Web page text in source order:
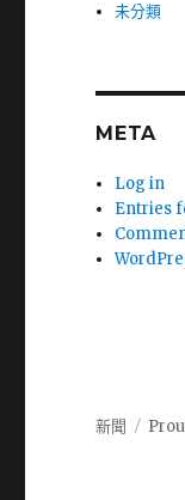
未分類
META
Log in
Entries
新聞